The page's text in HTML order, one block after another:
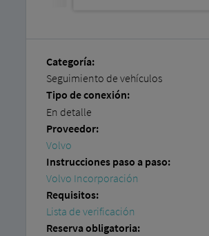
Categoría:
Seguimiento de vehículos
Tipo de conexión:
En detalle
Proveedor:
Volvo
Instrucciones paso a paso:
Volvo Incorporación
Requisitos:
Lista de verificación
Reserva obligatoria: